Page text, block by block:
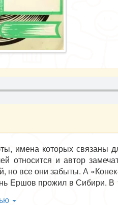
имена которых связаны
относится и автор
но все они забыты. А
Ершов прожил в Сибири. В